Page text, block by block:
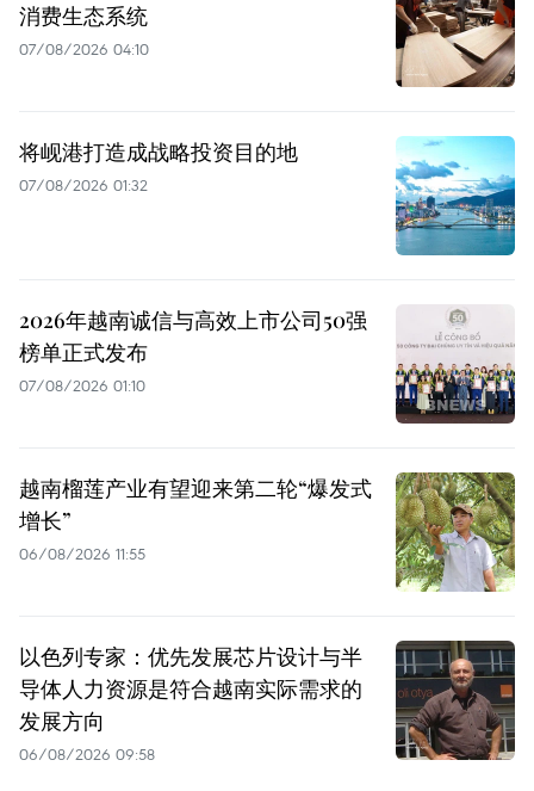
消费生态系统
07/08/2026 04:10
将岘港打造成战略投资目的地
07/08/2026 01:32
2026年越南诚信与高效上市公司50强
榜单正式发布
07/08/2026 01:10
越南榴莲产业有望迎来第二轮“爆发式
增长”
06/08/2026 11:55
以色列专家：优先发展芯片设计与半
导体人力资源是符合越南实际需求的
发展方向
06/08/2026 09:58